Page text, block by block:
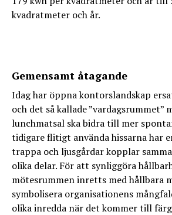
kvadratmeter och år.
Gemensamt åtagande
Idag har öppna kontorslandskap
och det så kallade ”vardagsrummet”
lunchmatsal ska bidra till mer
tidigare flitigt använda hissarna har
trappa och ljusgårdar kopplar
olika delar. För att synliggöra
mötesrummen inretts med hållbara
symbolisera organisationens
olika inredda när det kommer till